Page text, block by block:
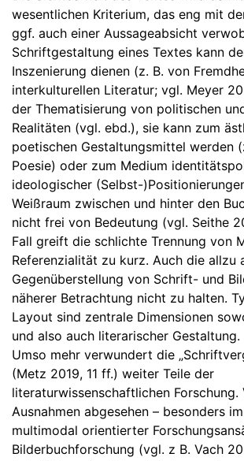
wesentlichen Kriterium, das eng mit
ggf. auch einer Aussageabsicht
Schriftgestaltung eines Textes kann
Inszenierung dienen (z. B. von
interkulturellen Literatur; vgl. Meyer
der Thematisierung von politischen
Realitäten (vgl. ebd.), sie kann zum
poetischen Gestaltungsmittel werden
Poesie) oder zum Medium
ideologischer (Selbst-
Weißraum zwischen und hinter den
nicht frei von Bedeutung (vgl. Seithe
Fall greift die schlichte Trennung von
Referenzialität zu kurz. Auch die allzu
Gegenüberstellung von Schrift- und
näherer Betrachtung nicht zu halten.
Layout sind zentrale Dimensionen
und also auch literarischer Gestaltung.
Umso mehr verwundert die
(Metz 2019, 11 ff.) weiter Teile der
literaturwissenschaftlichen Forschung.
Ausnahmen abgesehen – besonders
multimodal orientierter
Bilderbuchforschung (vgl. z B. Vach